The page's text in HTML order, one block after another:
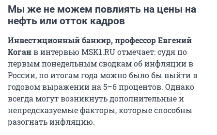
Мы же не можем повлиять на цены на
нефть или отток кадров
Инвестиционный банкир, профессор Евгений
Коганв интервью MSK1.RU отмечает: судя по
первым понедельным сводкам об инфляции в
России, по итогам года можно было бы выйти в
годовом выражении на 5–6 процентов. Однако
всегда могут возникнуть дополнительные и
непредсказуемые факторы, которые способны
разогнать инфляцию.